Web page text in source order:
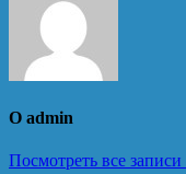
О admin
Посмотреть все